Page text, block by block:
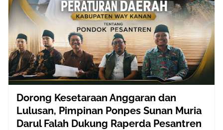
Dorong Kesetaraan Anggaran dan
Lulusan, Pimpinan Ponpes Sunan Muria
Darul Falah Dukung Raperda Pesantren